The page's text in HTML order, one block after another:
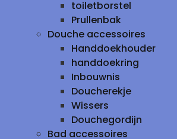
toiletborstel
Prullenbak
Douche accessoires
Handdoekhouder
handdoekring
Inbouwnis
Doucherekje
Wissers
Douchegordijn
Bad accessoires